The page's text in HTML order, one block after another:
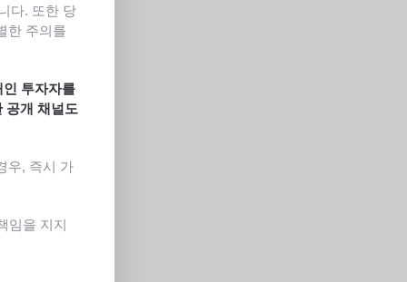
다. 또한 당
한 주의를
인 투자자를
공개 채널도
우, 즉시 가
임을 지지